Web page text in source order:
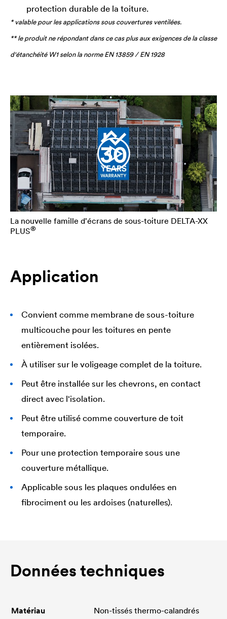
protection durable de la toiture.
* valable pour les applications sous couvertures ventilées.
** le produit ne répondant dans ce cas plus aux exigences de la classe
d'étanchéité W1 selon la norme EN 13859 / EN 1928
La nouvelle famille d'écrans de sous-toiture DELTA-XX
PLUS®
Application
Convient comme membrane de sous-toiture
multicouche pour les toitures en pente
entièrement isolées.
À utiliser sur le voligeage complet de la toiture.
Peut être installée sur les chevrons, en contact
direct avec l'isolation.
Peut être utilisé comme couverture de toit
temporaire.
Pour une protection temporaire sous une
couverture métallique.
Applicable sous les plaques ondulées en
fibrociment ou les ardoises (naturelles).
Données techniques
Matériau
Non-tissés thermo-calandrés